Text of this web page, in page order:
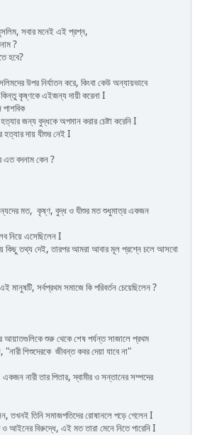
সবার মনেই এই প্রশ্ন,
?
হবে?
উপর নির্যাতন করে, কিংবা কেউ অন্যায়ভাবে
কিন্তু কৃষ্ণকে এইজন্য দায়ী করেনা I
পাশবিক
জন্য বুদ্ধকে অপমান করার চেষ্টা করেনি I
দায় যীশুর নেই I
এত বদনাম কেন ?
মত, কৃষ্ণ, বুদ্ধ ও যীশুর মত শুধুমাত্র একজন
নিয়ে এসেছিলেন I
কিছু তথ্য দেই, তারপর আমরা আবার মূল প্রশ্নে চলে আসবো
মানুষটি, সর্বপ্রথম সমাজে কি পরিবর্তন চেয়েছিলেন ?
আয়াতগুলিকে শুরু থেকে শেষ পর্যন্ত সাজালে প্রথম
শিশুদেরকে জীবন্ত কবর দেয়া যাবে না"
নারী তার পিতার, স্বামীর ও সন্তানের সম্পদের
তখনই তিনি সমাজপতিদের রোষানলে পড়ে গেলেন I
আইনের বিরুদ্ধে, এই মত তারা মেনে নিতে পারেনি I